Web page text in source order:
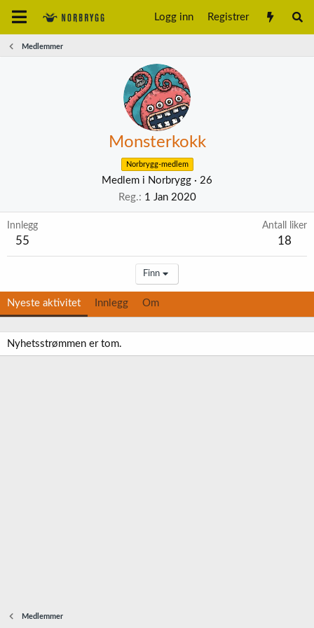
Logg inn Registrer
Medlemmer
Monsterkokk
Norbrygg-medlem
Medlem i Norbrygg · 26
Reg.
1 Jan 2020
Innlegg
55
Antall liker
18
Finn
Nyeste aktivitet Innlegg Om
Nyhetsstrømmen er tom.
Medlemmer